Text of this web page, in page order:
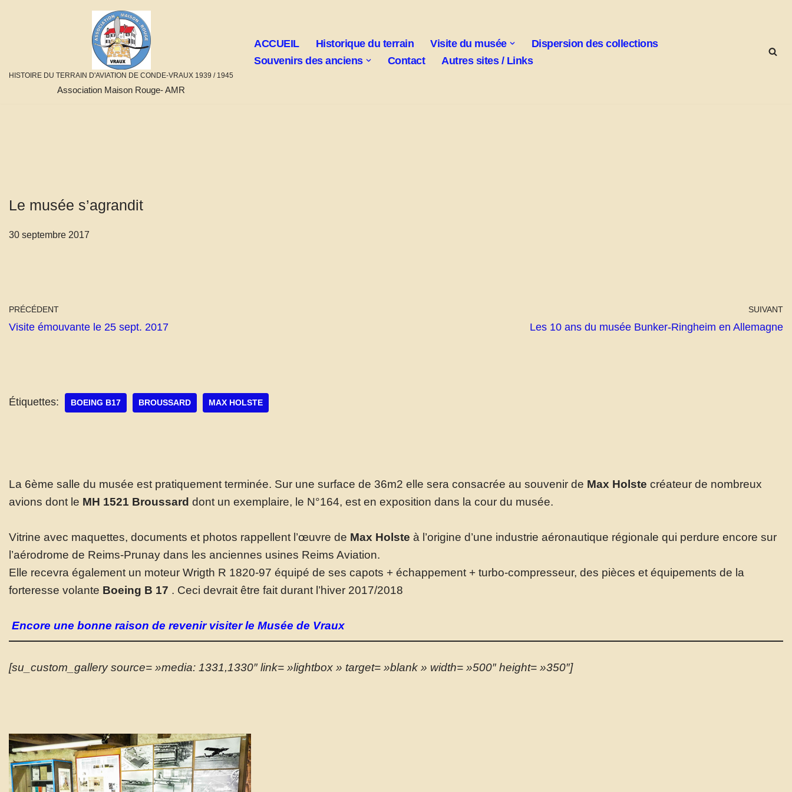
HISTOIRE DU TERRAIN D'AVIATION DE CONDE-VRAUX 1939 / 1945
Association Maison Rouge- AMR
ACCUEIL Historique du terrain Visite du musée
Dispersion des collections
Souvenirs des anciens
Contact Autres sites / Links
Le musée s’agrandit
30 septembre 2017
PRÉCÉDENT
Visite émouvante le 25 sept. 2017
SUIVANT
Les 10 ans du musée Bunker-Ringheim en Allemagne
Étiquettes: BOEING B17 BROUSSARD MAX HOLSTE
La 6ème salle du musée est pratiquement terminée. Sur une surface de 36m2 elle sera consacrée au souvenir de Max Holste créateur de nombreux
avions dont le MH 1521 Broussard dont un exemplaire, le N°164, est en exposition dans la cour du musée.
Vitrine avec maquettes, documents et photos rappellent l’œuvre de Max Holste à l’origine d’une industrie aéronautique régionale qui perdure encore sur
l’aérodrome de Reims-Prunay dans les anciennes usines Reims Aviation.
Elle recevra également un moteur Wrigth R 1820-97 équipé de ses capots + échappement + turbo-compresseur, des pièces et équipements de la
forteresse volante Boeing B 17 . Ceci devrait être fait durant l’hiver 2017/2018
Encore une bonne raison de revenir visiter le Musée de Vraux
[su_custom_gallery source= »media: 1331,1330″ link= »lightbox » target= »blank » width= »500″ height= »350″]